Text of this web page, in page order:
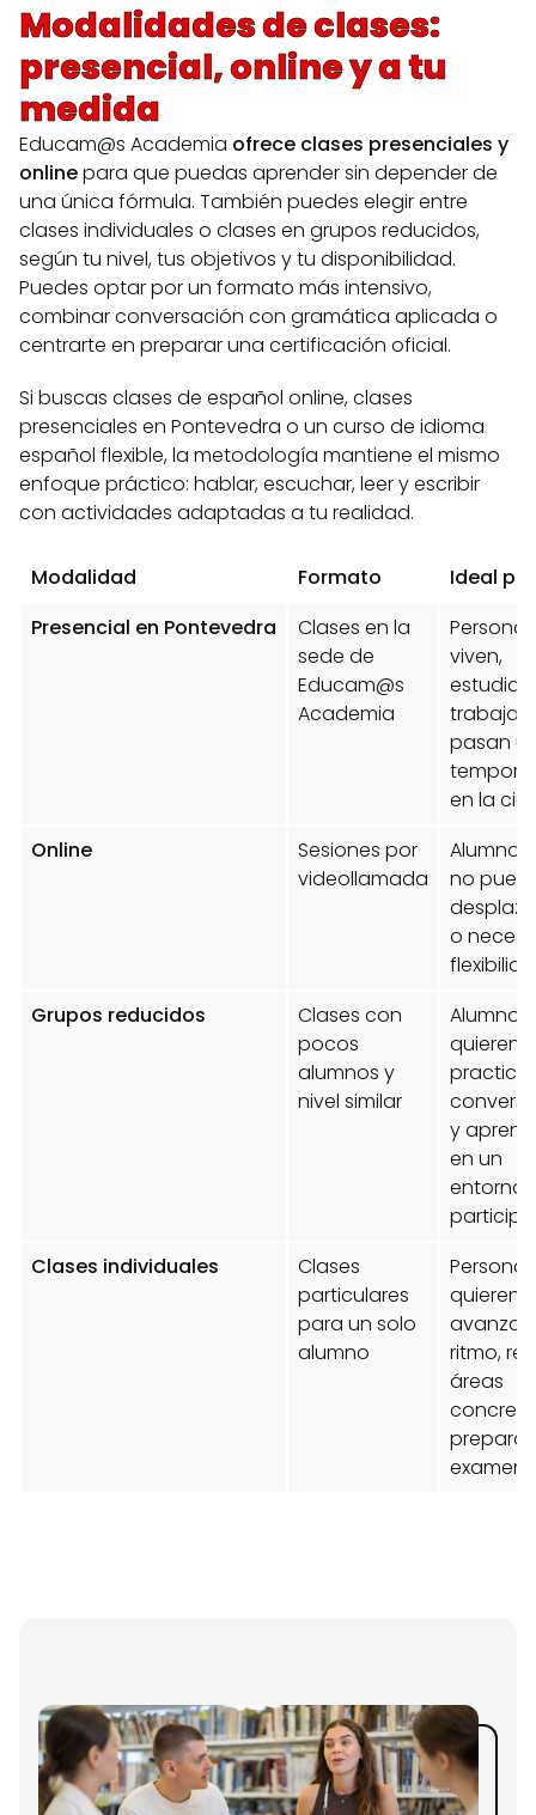
Modalidades de clases:
presencial, online y a tu
medida
Educam@s Academia ofrece clases presenciales y
onlinepara que puedas aprender sin depender de
una única fórmula. También puedes elegir entre
clases individuales o clases en grupos reducidos,
según tu nivel, tus objetivos y tu disponibilidad.
Puedes optar por un formato más intensivo,
combinar conversación con gramática aplicada o
centrarte en preparar una certificación oficial.
Si buscas clases de español online, clases
presenciales en Pontevedra o un curso de idioma
español flexible, la metodología mantiene el mismo
enfoque práctico: hablar, escuchar, leer y escribir
con actividades adaptadas a tu realidad.
Modalidad Formato
Ideal
Presencial en Pontevedra
Clases en la
sede de
Educam@s
Academia
viven,
estudian,
trabajan
pasan
en la
Online
Sesiones por
videollamada
no
o
Grupos reducidos
Clases con
pocos
alumnos y
nivel similar
quieren
practicar
y
en un
entorno
Clases individuales
Clases
particulares
para un solo
alumno
quieren
avanzar
ritmo,
áreas
examen